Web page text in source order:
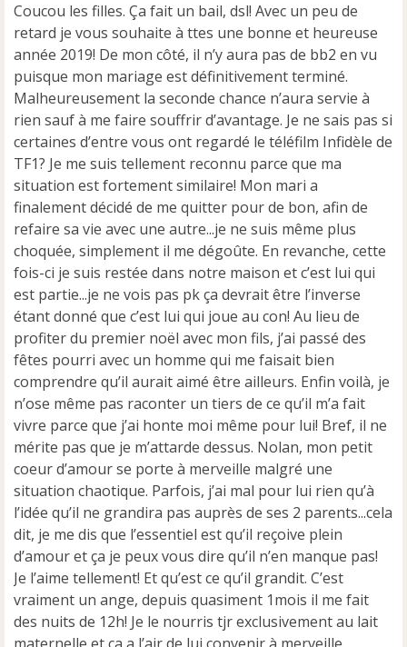
a
g
e
n
o
n
l
u
Coucou les filles. Ça fait un bail, dsl! Avec un peu de
retard je vous souhaite à ttes une bonne et heureuse
année 2019! De mon côté, il n’y aura pas de bb2 en vu
puisque mon mariage est définitivement terminé.
Malheureusement la seconde chance n’aura servie à
rien sauf à me faire souffrir d’avantage. Je ne sais pas si
certaines d’entre vous ont regardé le téléfilm Infidèle de
TF1? Je me suis tellement reconnu parce que ma
situation est fortement similaire! Mon mari a
finalement décidé de me quitter pour de bon, afin de
refaire sa vie avec une autre...je ne suis même plus
choquée, simplement il me dégoûte. En revanche, cette
fois-ci je suis restée dans notre maison et c’est lui qui
est partie...je ne vois pas pk ça devrait être l’inverse
étant donné que c’est lui qui joue au con! Au lieu de
profiter du premier noël avec mon fils, j’ai passé des
fêtes pourri avec un homme qui me faisait bien
comprendre qu’il aurait aimé être ailleurs. Enfin voilà, je
n’ose même pas raconter un tiers de ce qu’il m’a fait
vivre parce que j’ai honte moi même pour lui! Bref, il ne
mérite pas que je m’attarde dessus. Nolan, mon petit
coeur d’amour se porte à merveille malgré une
situation chaotique. Parfois, j’ai mal pour lui rien qu’à
l’idée qu’il ne grandira pas auprès de ses 2 parents...cela
dit, je me dis que l’essentiel est qu’il reçoive plein
d’amour et ça je peux vous dire qu’il n’en manque pas!
Je l’aime tellement! Et qu’est ce qu’il grandit. C’est
vraiment un ange, depuis quasiment 1mois il me fait
des nuits de 12h! Je le nourris tjr exclusivement au lait